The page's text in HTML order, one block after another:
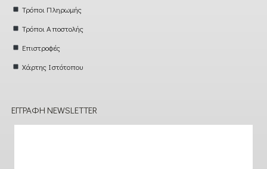
Τρόποι Πληρωμής
Τρόποι Αποστολής
Επιστροφές
Χάρτης Ιστότοπου
ΕΓΓΡΑΦΉ NEWSLETTER